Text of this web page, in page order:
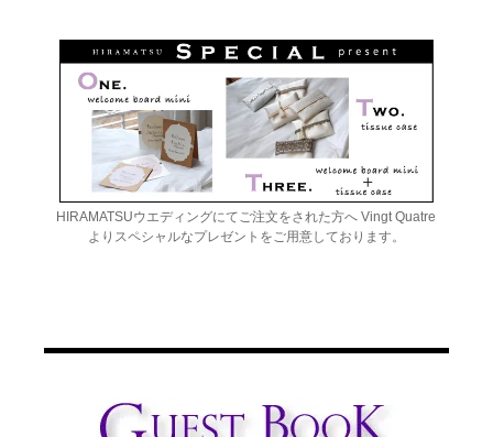
HIRAMATSUウエディングにてご注文をされた方へ Vingt Quatre
よりスペシャルなプレゼントをご用意しております。